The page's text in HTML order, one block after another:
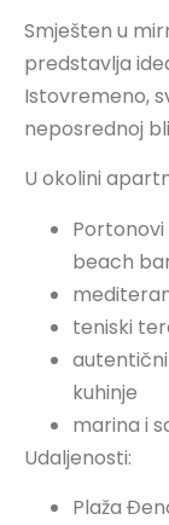
Smješten u
predstavlja
Istovremeno,
neposrednoj
U okolini
beach
teniski
kuhinje
marina i
Udaljenosti:
Plaža